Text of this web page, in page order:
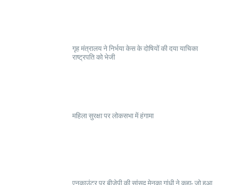
गृह मंत्रालय ने निर्भया केस के दोषियों की दया याचिका
राष्ट्रपति को भेजी
महिला सुरक्षा पर लोकसभा में हंगामा
एनकाउंटर पर बीजेपी की सांसद मेनका गांधी ने कहा- जो हुआ